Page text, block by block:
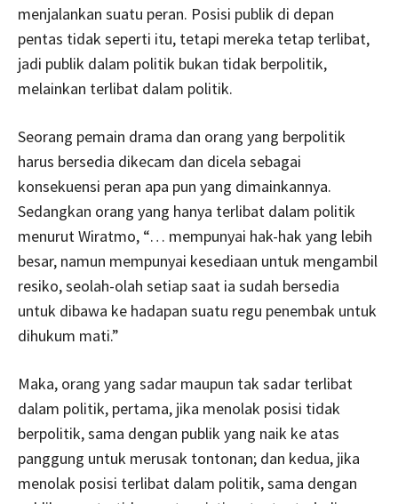
menjalankan suatu peran. Posisi publik di depan
pentas tidak seperti itu, tetapi mereka tetap terlibat,
jadi publik dalam politik bukan tidak berpolitik,
melainkan terlibat dalam politik.
Seorang pemain drama dan orang yang berpolitik
harus bersedia dikecam dan dicela sebagai
konsekuensi peran apa pun yang dimainkannya.
Sedangkan orang yang hanya terlibat dalam politik
menurut Wiratmo, “… mempunyai hak-hak yang lebih
besar, namun mempunyai kesediaan untuk mengambil
resiko, seolah-olah setiap saat ia sudah bersedia
untuk dibawa ke hadapan suatu regu penembak untuk
dihukum mati.”
Maka, orang yang sadar maupun tak sadar terlibat
dalam politik, pertama, jika menolak posisi tidak
berpolitik, sama dengan publik yang naik ke atas
panggung untuk merusak tontonan; dan kedua, jika
menolak posisi terlibat dalam politik, sama dengan